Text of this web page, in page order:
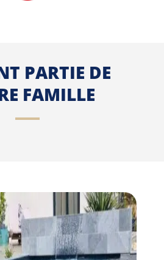
PARTIE DE
FAMILLE